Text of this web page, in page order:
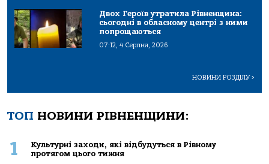
Двох Героїв утратила Рівненщина:
сьогодні в обласному центрі з ними
попрощаються
07:12, 4 Серпня, 2026
НОВИНИ РОЗДІЛУ>
ТОП НОВИНИ РІВНЕНЩИНИ:
1
Культурні заходи, які відбудуться в Рівному
протягом цього тижня